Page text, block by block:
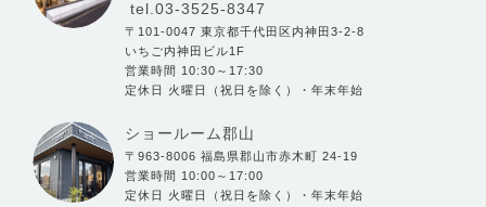
tel.03-3525-8347
〒101-0047 東京都千代田区内神田3-2-8
いちご内神田ビル1F
営業時間 10:30～17:30
定休日 火曜日（祝日を除く）・年末年始
ショールーム郡山
〒963-8006 福島県郡山市赤木町 24-19
営業時間 10:00～17:00
定休日 火曜日（祝日を除く）・年末年始